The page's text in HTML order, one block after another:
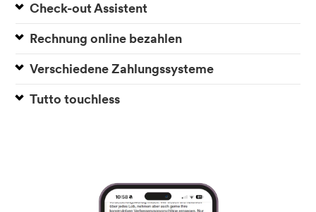
Check-out Assistent
Rechnung online bezahlen
Verschiedene Zahlungssysteme
Tutto touchless